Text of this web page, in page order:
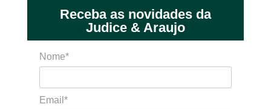
Receba as novidades da
Judice & Araujo
Nome*
Email*